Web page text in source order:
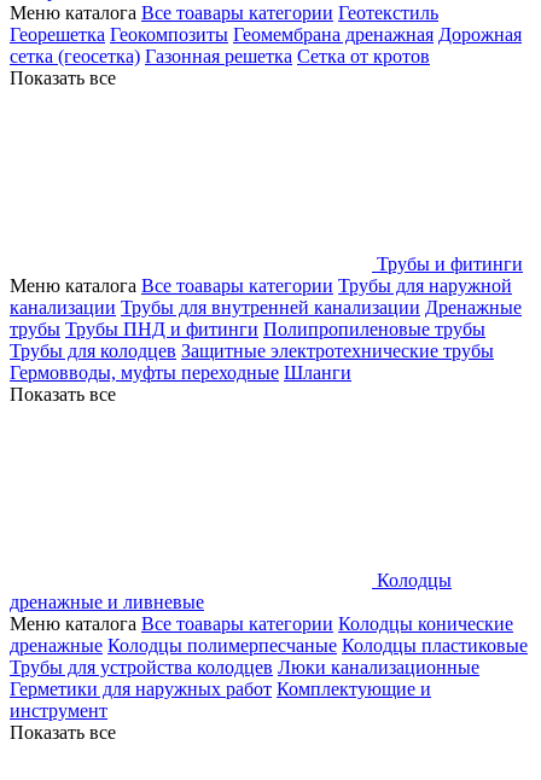
Меню каталога Все тоавары категории Геотекстиль
Георешетка Геокомпозиты Геомембрана дренажная Дорожная
сетка (геосетка) Газонная решетка Сетка от кротов
Показать все
Трубы и фитинги
Меню каталога Все тоавары категории Трубы для наружной
канализации Трубы для внутренней канализации Дренажные
трубы Трубы ПНД и фитинги Полипропиленовые трубы
Трубы для колодцев Защитные электротехнические трубы
Гермовводы, муфты переходные Шланги
Показать все
Колодцы
дренажные и ливневые
Меню каталога Все тоавары категории Колодцы конические
дренажные Колодцы полимерпесчаные Колодцы пластиковые
Трубы для устройства колодцев Люки канализационные
Герметики для наружных работ Комплектующие и
инструмент
Показать все